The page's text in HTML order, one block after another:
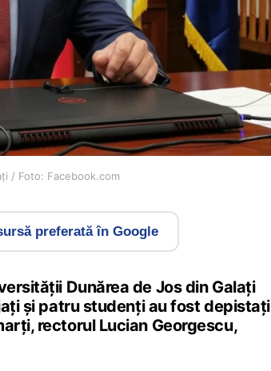
/ Foto: Facebook.com
preferată în Google
Dunărea de Jos din Galaţi
şi patru studenţi au fost depistaţi
rectorul Lucian Georgescu,